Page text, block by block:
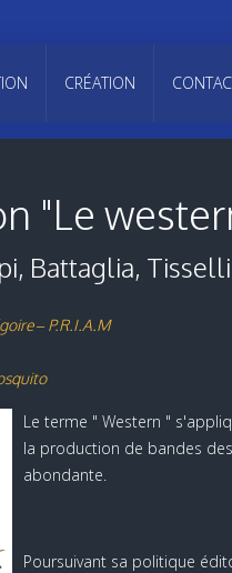
CRÉATION
"Le
Battaglia,
– P.R.I.A.M
Le terme " Western "
la production de bandes
abondante.
Poursuivant sa politique